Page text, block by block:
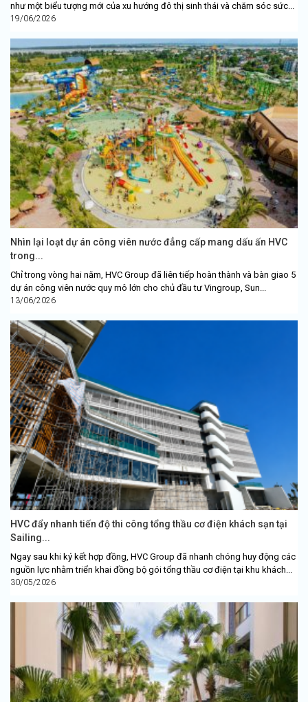
như một biểu tượng mới của xu hướng đô thị sinh thái và chăm sóc sức...
19/06/2026
Nhìn lại loạt dự án công viên nước đẳng cấp mang dấu ấn HVC
trong...
Chỉ trong vòng hai năm, HVC Group đã liên tiếp hoàn thành và bàn giao 5
dự án công viên nước quy mô lớn cho chủ đầu tư Vingroup, Sun...
13/06/2026
HVC đẩy nhanh tiến độ thi công tổng thầu cơ điện khách sạn tại
Sailing...
Ngay sau khi ký kết hợp đồng, HVC Group đã nhanh chóng huy động các
nguồn lực nhằm triển khai đồng bộ gói tổng thầu cơ điện tại khu khách...
30/05/2026